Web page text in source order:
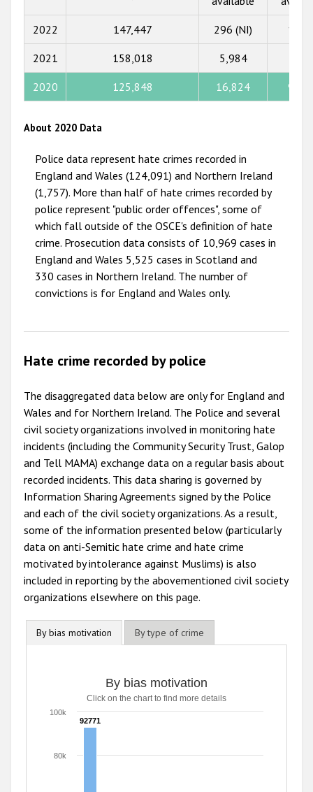
2009
2022 147,447 296 (NI)
2021 158,018 5,984
2020 125,848 16,824
About 2020 Data
Police data represent hate crimes recorded in
England and Wales (124,091) and Northern Ireland
(1,757). More than half of hate crimes recorded by
police represent "public order offences", some of
which fall outside of the OSCE's definition of hate
crime. Prosecution data consists of 10,969 cases in
England and Wales 5,525 cases in Scotland and
330 cases in Northern Ireland. The number of
convictions is for England and Wales only.
Hate crime recorded by police
The disaggregated data below are only for England and
Wales and for Northern Ireland. The Police and several
civil society organizations involved in monitoring hate
incidents (including the Community Security Trust, Galop
and Tell MAMA) exchange data on a regular basis about
recorded incidents. This data sharing is governed by
Information Sharing Agreements signed by the Police
and each of the civil society organizations. As a result,
some of the information presented below (particularly
data on anti-Semitic hate crime and hate crime
motivated by intolerance against Muslims) is also
included in reporting by the abovementioned civil society
organizations elsewhere on this page.
By bias motivation By type of crime
Bar chart with 7 data series.
Click on the chart to find more details
The chart has 1 X axis displaying categories.
By bias motivation
Click on the chart to find more details
92771
92771
80k
100k